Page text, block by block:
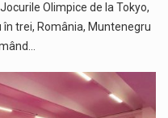
Olimpice de la Tokyo,
trei, România, Muntenegru